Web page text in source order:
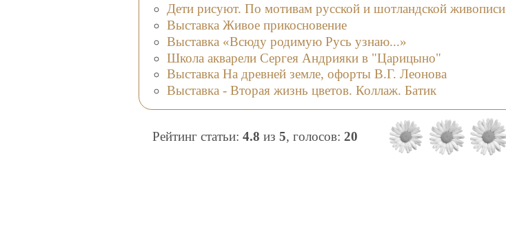
Дети рисуют. По мотивам русской и шотландской живописи
Выставка Живое прикосновение
Выставка «Всюду родимую Русь узнаю...»
Школа акварели Сергея Андрияки в "Царицыно"
Выставка На древней земле, офорты В.Г. Леонова
Выставка - Вторая жизнь цветов. Коллаж. Батик
Рейтинг статьи: 4.8 из 5, голосов: 20